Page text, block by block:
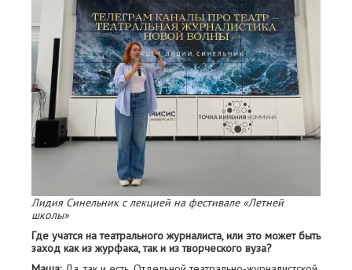
Лидия Синельник с лекцией на фестивале «Летней
школы»
Где учатся на театрального журналиста, или это может быть
заход как из журфака, так и из творческого вуза?